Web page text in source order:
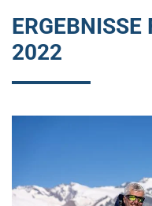
ERGEBNISSE
2022